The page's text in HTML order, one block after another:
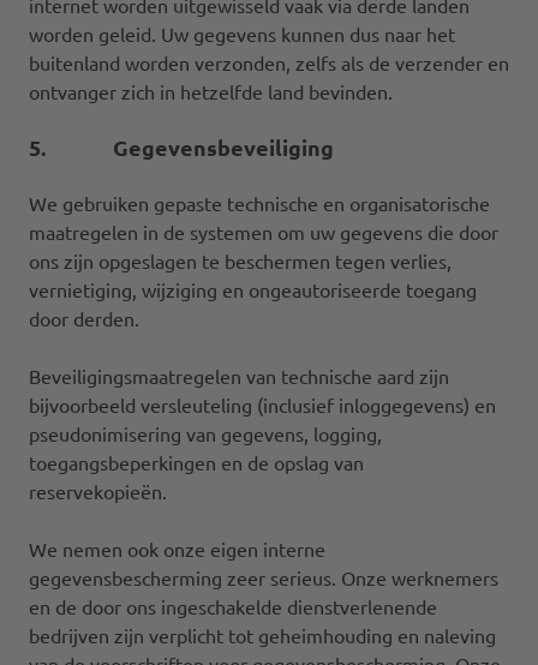
worden geleid. Uw gegevens kunnen dus naar het
buitenland worden verzonden, zelfs als de verzender en
ontvanger zich in hetzelfde land bevinden.
5. Gegevensbeveiliging
We gebruiken gepaste technische en organisatorische
maatregelen in de systemen om uw gegevens die door
ons zijn opgeslagen te beschermen tegen verlies,
vernietiging, wijziging en ongeautoriseerde toegang
door derden.
Beveiligingsmaatregelen van technische aard zijn
bijvoorbeeld versleuteling (inclusief inloggegevens) en
pseudonimisering van gegevens, logging,
toegangsbeperkingen en de opslag van
reservekopieën.
We nemen ook onze eigen interne
gegevensbescherming zeer serieus. Onze werknemers
en de door ons ingeschakelde dienstverlenende
bedrijven zijn verplicht tot geheimhouding en naleving